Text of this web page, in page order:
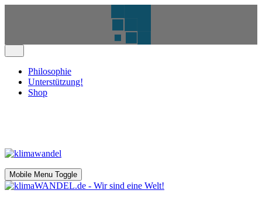
Philosophie
Unterstützung!
Shop
Mobile Menu Toggle